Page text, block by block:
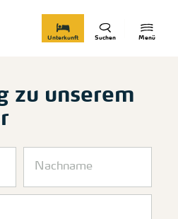
Menü
Suchen
Unterkunft
zu unserem